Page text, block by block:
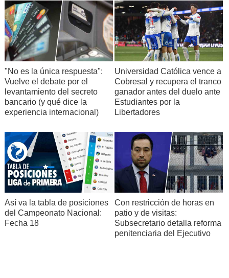
"No es la única respuesta":
Vuelve el debate por el
levantamiento del secreto
bancario (y qué dice la
experiencia internacional)
Universidad Católica vence a
Cobresal y recupera el tranco
ganador antes del duelo ante
Estudiantes por la
Libertadores
Así va la tabla de posiciones
del Campeonato Nacional:
Fecha 18
Con restricción de horas en
patio y de visitas:
Subsecretario detalla reforma
penitenciaria del Ejecutivo